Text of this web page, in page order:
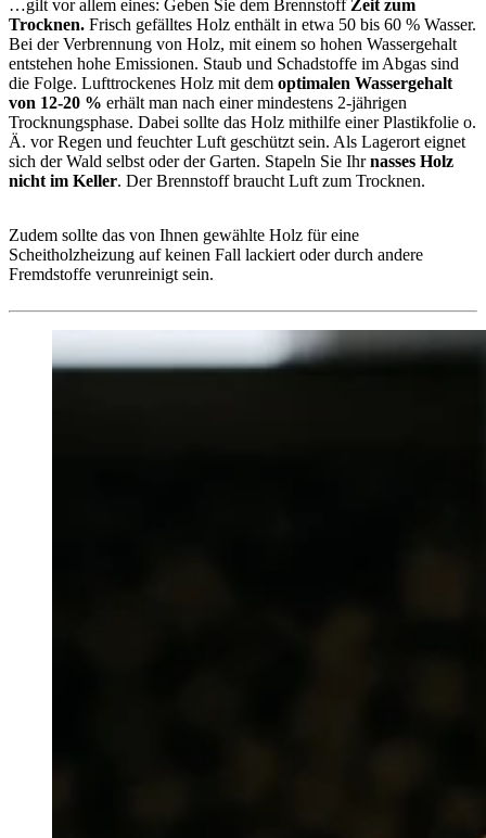
…gilt vor allem eines: Geben Sie dem Brennstoff Zeit zum
Trocknen. Frisch gefälltes Holz enthält in etwa 50 bis 60 % Wasser.
Bei der Verbrennung von Holz, mit einem so hohen Wassergehalt
entstehen hohe Emissionen. Staub und Schadstoffe im Abgas sind
die Folge. Lufttrockenes Holz mit dem optimalen Wassergehalt
von 12-20 % erhält man nach einer mindestens 2-jährigen
Trocknungsphase. Dabei sollte das Holz mithilfe einer Plastikfolie o.
Ä. vor Regen und feuchter Luft geschützt sein. Als Lagerort eignet
sich der Wald selbst oder der Garten. Stapeln Sie Ihrnasses Holz
nicht im Keller. Der Brennstoff braucht Luft zum Trocknen.
Zudem sollte das von Ihnen gewählte Holz für eine
Scheitholzheizung auf keinen Fall lackiert oder durch andere
Fremdstoffe verunreinigt sein.